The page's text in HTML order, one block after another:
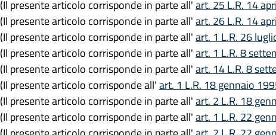
(Il presente articolo corrisponde in parte all'art. 25 L.R. 14
(Il presente articolo corrisponde in parte all'art. 26 L.R. 14
(Il presente articolo corrisponde in parte all'art. 1 L.R. 26
(Il presente articolo corrisponde in parte all'art. 1 L.R. 8
(Il presente articolo corrisponde in parte all'art. 14 L.R. 8
(Il presente articolo corrisponde all'art. 1 L.R. 18 gennaio
(Il presente articolo corrisponde in parte all'art. 2 L.R. 18
(Il presente articolo corrisponde in parte all'art. 1 L.R. 22